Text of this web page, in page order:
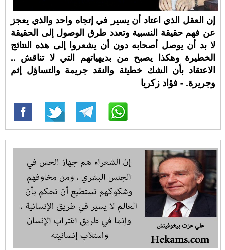
إن العقل الذي اعتاد أن يسير في إتجاه واحد والذي يعجز
عن فهم حقيقة النسبية وتعدد طرق الوصول إلى الحقيقة
لا بد أن يوصل أصحابه دون أن يشعروا إلى هذه النتائج
الخطيرة وهكذا يصبح من بديهياتهم التي لا تناقش ..
الاعتقاد بأن الشك خطيئة والنقد جريمة والتساؤل إثم
وجريرة. - فؤاد زكريا